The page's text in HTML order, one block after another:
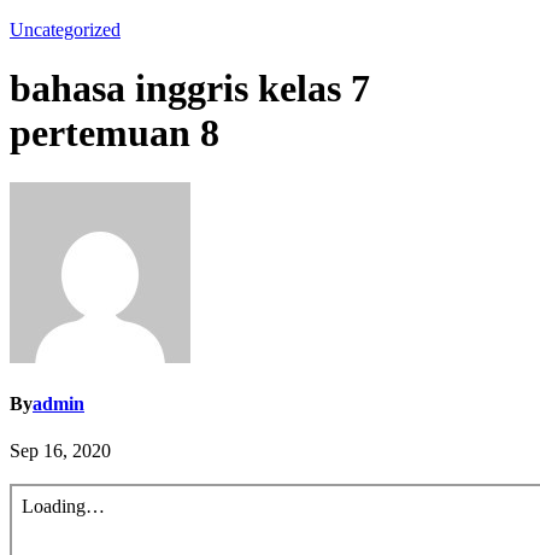
Uncategorized
bahasa inggris kelas 7
pertemuan 8
Byadmin
Sep 16, 2020